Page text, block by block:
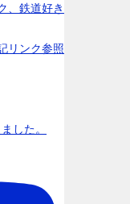
、鉄道好き
リンク参照
した。